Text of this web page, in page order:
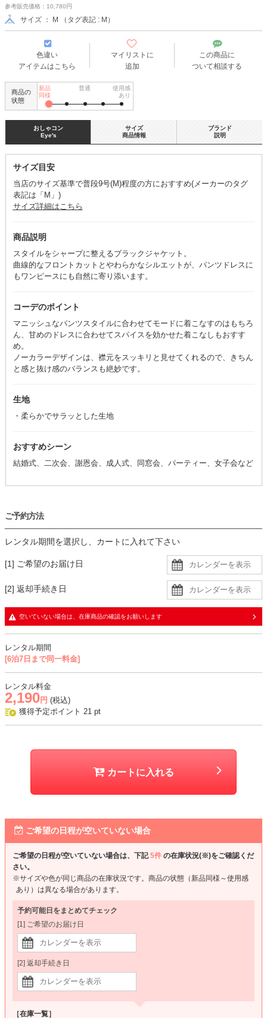
参考販売価格：10,780円
サイズ ： M （タグ表記 : M）
色違い
アイテムはこちら
マイリストに
追加
この商品に
ついて相談する
商品の
状態
新品
同様
普通
使用感
あり
おしゃコン
Eye's
サイズ目安
当店のサイズ基準で普段9号(M)程度の方におすすめ(メーカーのタグ
表記は「M」)
サイズ詳細はこちら
商品説明
スタイルをシャープに整えるブラックジャケット。
曲線的なフロントカットとやわらかなシルエットが、パンツドレスに
もワンピースにも自然に寄り添います。
コーデのポイント
マニッシュなパンツスタイルに合わせてモードに着こなすのはもちろ
ん、甘めのドレスに合わせてスパイスを効かせた着こなしもおすす
め。
ノーカラーデザインは、襟元をスッキリと見せてくれるので、きちん
と感と抜け感のバランスも絶妙です。
生地
・柔らかでサラッとした生地
おすすめシーン
結婚式、二次会、謝恩会、成人式、同窓会、パーティー、女子会など
サイズ
商品情報
ブランド
説明
ご予約方法
レンタル期間を選択し、カートに入れて下さい
[1] ご希望のお届け日
[2] 返却手続き日
空いていない場合は、在庫商品の確認をお願いします
レンタル期間
[6泊7日まで同一料金]
レンタル料金
2,190 円 (税込)
獲得予定ポイント 21 pt
カートに入れる
ご希望の日程が空いていない場合
ご希望の日程が空いていない場合は、下記5件 の在庫状況(※)をご確認くだ
さい。
※サイズや色が同じ商品の在庫状況です。商品の状態（新品同様～使用感
あり）は異なる場合があります。
予約可能日をまとめてチェック
[1] ご希望のお届け日
[2] 返却手続き日
［在庫一覧］